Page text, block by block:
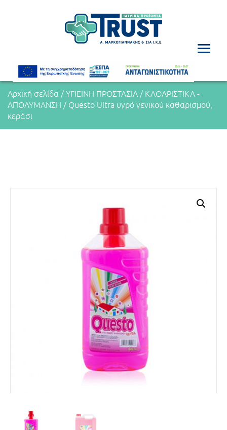
Αρχική σελίδα / ΥΓΙΕΙΝΗ ΠΡΟΣΤΑΣΙΑ / ΚΑΘΑΡΙΣΤΙΚΑ -
ΑΠΟΛΥΜΑΝΣΗ / Questo Ultra υγρό γενικού καθαρισμού,
κεράσι